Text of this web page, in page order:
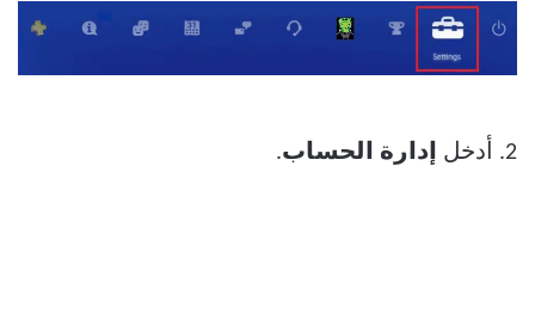
2. أدخل إدارة الحساب.